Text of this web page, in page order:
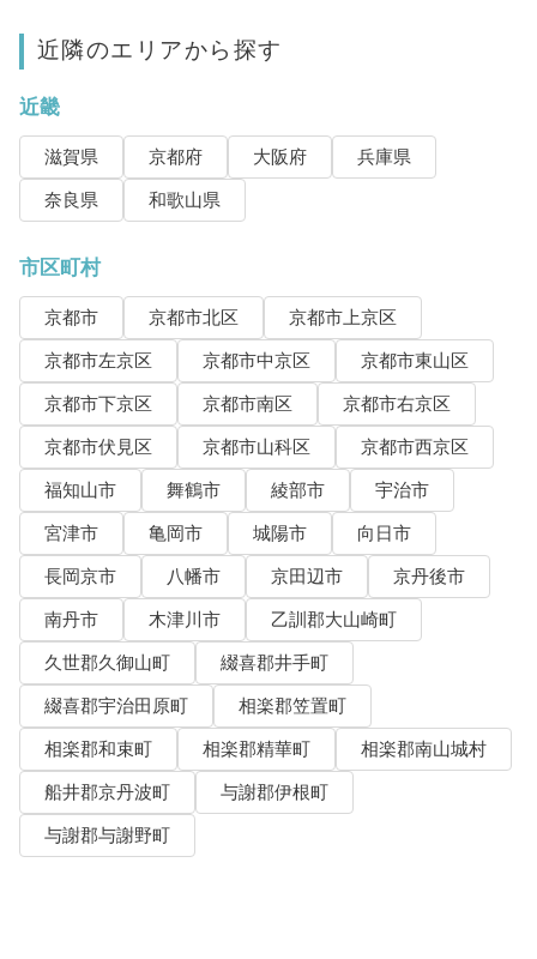
近隣のエリアから探す
近畿
滋賀県 京都府 大阪府
兵庫県
奈良県
和歌山県
市区町村
京都市 京都市北区
京都市上京区
京都市左京区
京都市中京区
京都市東山区
京都市下京区
京都市南区
京都市右京区
京都市伏見区
京都市山科区
京都市西京区
福知山市
舞鶴市 綾部市
宇治市
宮津市
亀岡市 城陽市
向日市
長岡京市
八幡市 京田辺市
京丹後市
南丹市
木津川市
乙訓郡大山崎町
久世郡久御山町
綴喜郡井手町
綴喜郡宇治田原町
相楽郡笠置町
相楽郡和束町
相楽郡精華町
相楽郡南山城村
船井郡京丹波町
与謝郡伊根町
与謝郡与謝野町